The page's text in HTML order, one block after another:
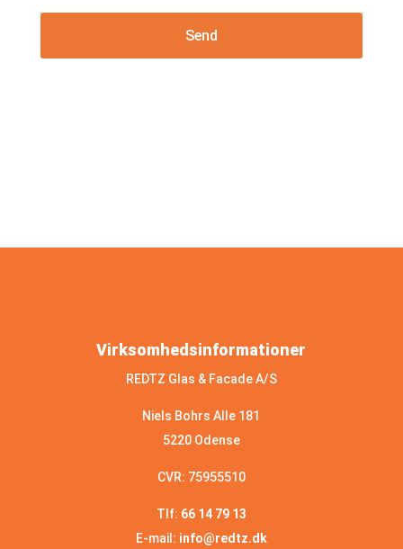
Virksomhedsinformationer
REDTZ Glas & Facade A/S
Niels Bohrs Alle 181
5220 Odense
CVR: 75955510
Tlf: 66 14 79 13
E-mail: info@redtz.dk